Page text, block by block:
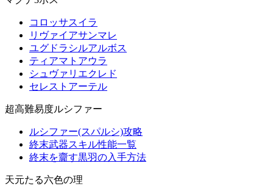
コロッサスイラ
リヴァイアサンマレ
ユグドラシルアルボス
ティアマトアウラ
シュヴァリエクレド
セレストアーテル
超高難易度ルシファー
ルシファー(スパルシ)攻略
終末武器スキル性能一覧
終末を齎す黒羽の入手方法
天元たる六色の理